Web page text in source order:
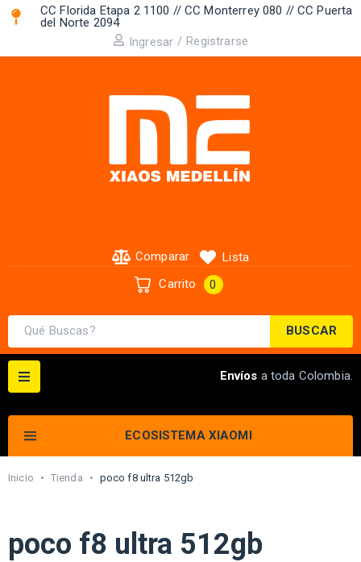
CC Florida Etapa 2 1100 // CC Monterrey 080 // CC Puerta
del Norte 2094 ​
Ingresar / Registrarse
BUSCAR
Comparar
Lista
Carrito
0
ECOSISTEMA XIAOMI
Envíos a toda Colombia.
Inicio • Tienda • poco f8 ultra 512gb
poco f8 ultra 512gb